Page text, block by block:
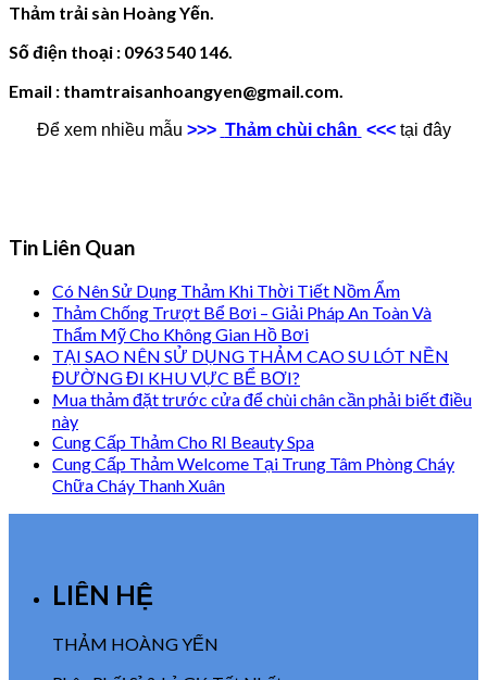
Thảm trải sàn Hoàng Yến.
Số điện thoại : 0963 540 146.
Email : thamtraisanhoangyen@gmail.com.
Để xem nhiều mẫu >>> Thảm chùi chân <<<tại đây
Tin Liên Quan
Có Nên Sử Dụng Thảm Khi Thời Tiết Nồm Ẩm
Thảm Chống Trượt Bể Bơi – Giải Pháp An Toàn Và
Thẩm Mỹ Cho Không Gian Hồ Bơi
TẠI SAO NÊN SỬ DỤNG THẢM CAO SU LÓT NỀN
ĐƯỜNG ĐI KHU VỰC BỂ BƠI?
Mua thảm đặt trước cửa để chùi chân cần phải biết điều
này
Cung Cấp Thảm Cho RI Beauty Spa
Cung Cấp Thảm Welcome Tại Trung Tâm Phòng Cháy
Chữa Cháy Thanh Xuân
LIÊN HỆ
THẢM HOÀNG YẾN